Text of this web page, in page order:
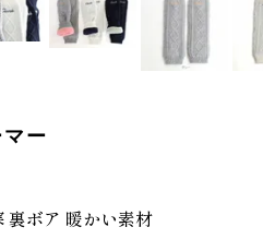
ー
裏ボア 暖かい素材